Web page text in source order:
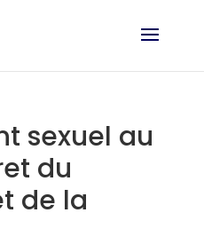
sexuel au
du
de la